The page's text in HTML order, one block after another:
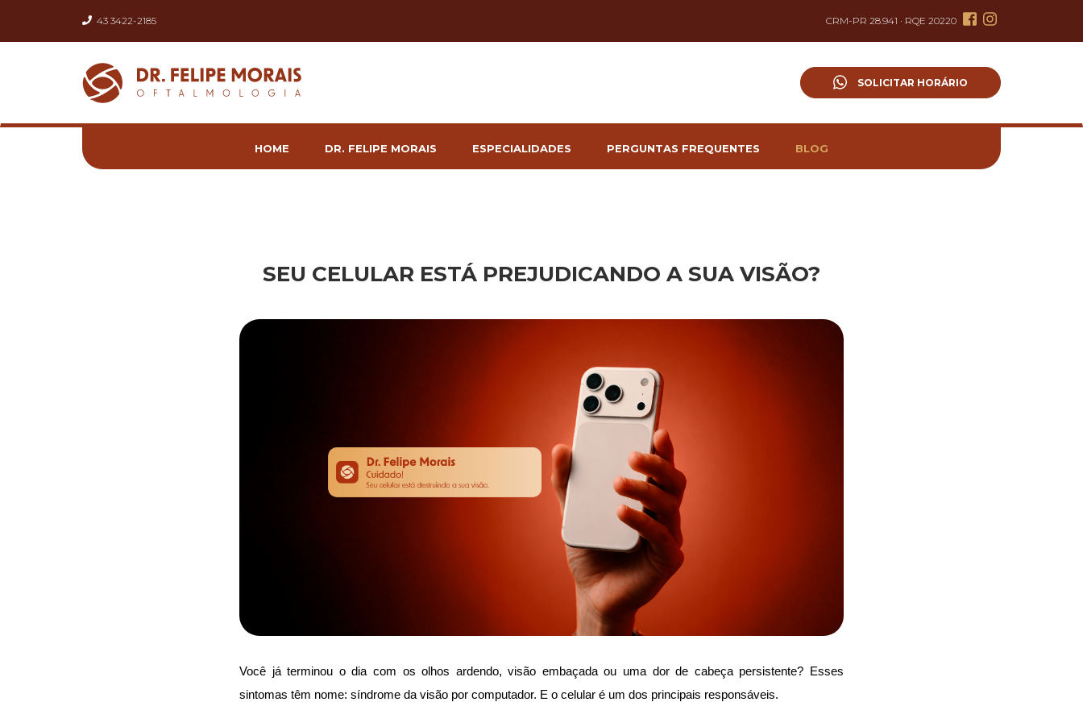
43 3422-2185 CRM-PR 28.941 · RQE 20220
SOLICITAR HORÁRIO
HOME DR. FELIPE MORAIS ESPECIALIDADES PERGUNTAS FREQUENTES BLOG
SEU CELULAR ESTÁ PREJUDICANDO A SUA VISÃO?
Você já terminou o dia com os olhos ardendo, visão embaçada ou uma dor de cabeça persistente? Esses
sintomas têm nome: síndrome da visão por computador. E o celular é um dos principais responsáveis.